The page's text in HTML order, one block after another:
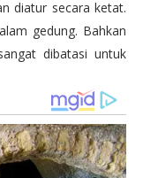
diatur secara ketat.
gedung. Bahkan
dibatasi untuk